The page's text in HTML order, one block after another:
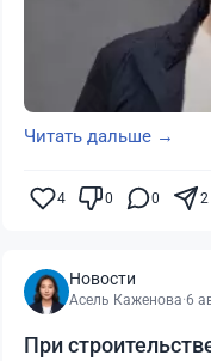
Читать дальше →
4 0 0 2
Новости
Асель Каженова·6
При